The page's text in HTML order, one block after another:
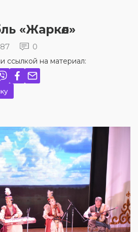
«Жаркөл»
0
ссылкой на материал: